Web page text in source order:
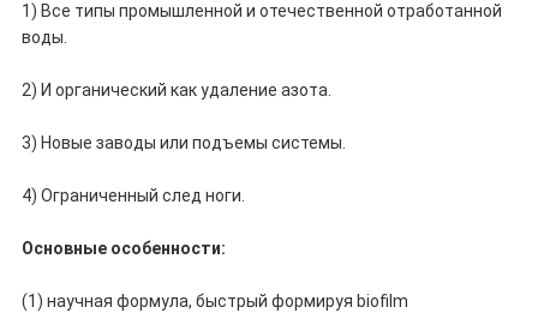
1) Все типы промышленной и отечественной отработанной
воды.
2) И органический как удаление азота.
3) Новые заводы или подъемы системы.
4) Ограниченный след ноги.
Основные особенности:
(1) научная формула, быстрый формируя biofilm